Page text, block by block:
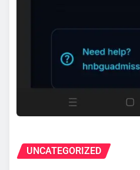
UNCATEGORIZED